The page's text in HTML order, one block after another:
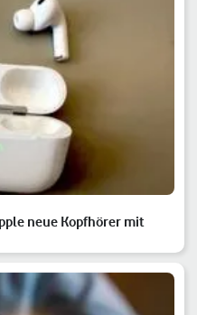
neue Kopfhörer mit